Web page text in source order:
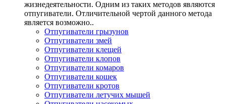
жизнедеятельности. Одним из таких методов являются
отпугиватели. Отличительной чертой данного метода
является возможно..
Отпугиватели грызунов
Отпугиватели змей
Отпугиватели клещей
Отпугиватели клопов
Отпугиватели комаров
Отпугиватели кошек
Отпугиватели кротов
Отпугиватели летучих мышей